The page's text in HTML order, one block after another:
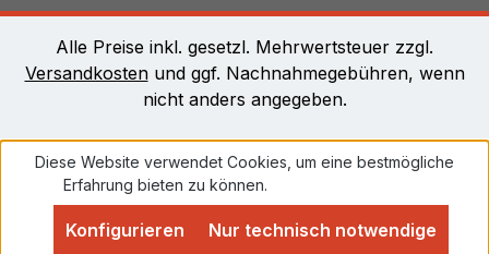
Alle Preise inkl. gesetzl. Mehrwertsteuer zzgl.
Versandkostenund ggf. Nachnahmegebühren, wenn
nicht anders angegeben.
Diese Website verwendet Cookies, um eine bestmögliche
Erfahrung bieten zu können.
Nur technisch notwendige
Konfigurieren